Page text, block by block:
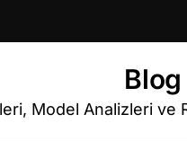
Model Analizleri